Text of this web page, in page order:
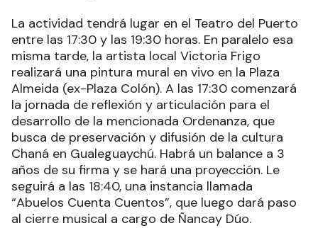
La actividad tendrá lugar en el Teatro del Puerto
entre las 17:30 y las 19:30 horas. En paralelo esa
misma tarde, la artista local Victoria Frigo
realizará una pintura mural en vivo en la Plaza
Almeida (ex-Plaza Colón). A las 17:30 comenzará
la jornada de reflexión y articulación para el
desarrollo de la mencionada Ordenanza, que
busca de preservación y difusión de la cultura
Chaná en Gualeguaychú. Habrá un balance a 3
años de su firma y se hará una proyección. Le
seguirá a las 18:40, una instancia llamada
“Abuelos Cuenta Cuentos”, que luego dará paso
al cierre musical a cargo de Ñancay Dúo.